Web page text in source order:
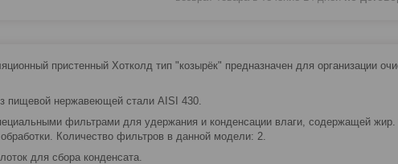
пристенный Хотколд тип "козырёк" предназначен для организации
пищевой нержавеющей стали AISI 430.
фильтрами для удержания и конденсации влаги, содержащей
Количество фильтров в данной модели: 2.
для сбора конденсата.